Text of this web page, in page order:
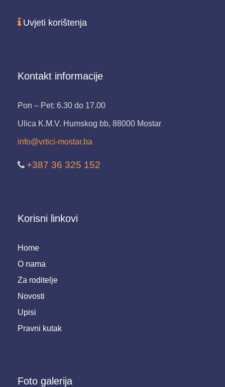
Uvjeti korištenja
Kontakt informacije
Pon – Pet: 6.30 do 17.00
Ulica K.M.V. Humskog bb, 88000 Mostar
info@vrtici-mostar.ba
+387 36 325 152
Korisni linkovi
Home
O nama
Za roditelje
Novosti
Upisi
Pravni kutak
Foto galerija